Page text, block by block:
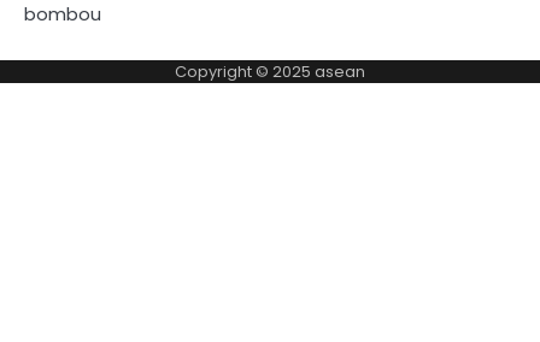
bombou
Copyright © 2025 asean